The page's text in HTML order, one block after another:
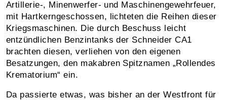
Artillerie-, Minenwerfer- und Maschinengewehrfeuer,
mit Hartkerngeschossen, lichteten die Reihen dieser
Kriegsmaschinen. Die durch Beschuss leicht
entzündlichen Benzintanks der Schneider CA1
brachten diesen, verliehen von den eigenen
Besatzungen, den makabren Spitznamen „Rollendes
Krematorium“ ein.
Da passierte etwas, was bisher an der Westfront für